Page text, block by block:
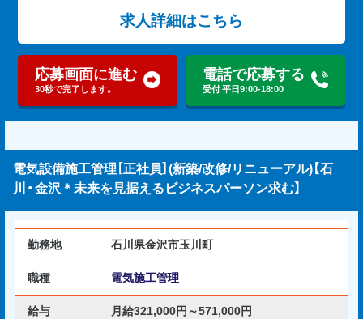
求人詳細はこちら
応募画面に進む
30秒で完了します。
電話で応募する
受付 平日9:00-18:00
電気設備施工管理［正社員］(新築/改修/リニューアル)【石
川・金沢＊未来を見据えるビジネスパーソン求む】
勤務地 石川県金沢市玉川町
職種 電気施工管理
給与 月給321,000円～571,000円